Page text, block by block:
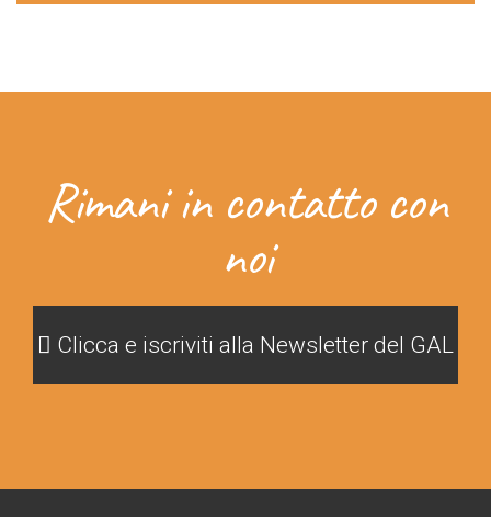
Rimani in contatto con
noi
Clicca e iscriviti alla Newsletter del GAL